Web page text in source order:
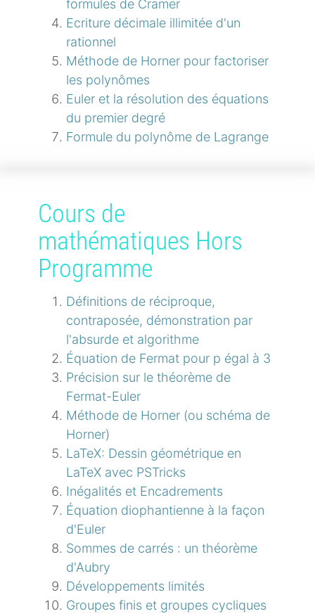
formules de Cramer
Ecriture décimale illimitée d'un
rationnel
Méthode de Horner pour factoriser
les polynômes
Euler et la résolution des équations
du premier degré
Formule du polynôme de Lagrange
Cours de
mathématiques Hors
Programme
Définitions de réciproque,
contraposée, démonstration par
l'absurde et algorithme
Équation de Fermat pour p égal à 3
Précision sur le théorème de
Fermat-Euler
Méthode de Horner (ou schéma de
Horner)
LaTeX: Dessin géométrique en
LaTeX avec PSTricks
Inégalités et Encadrements
Équation diophantienne à la façon
d'Euler
Sommes de carrés : un théorème
d'Aubry
Développements limités
Groupes finis et groupes cycliques